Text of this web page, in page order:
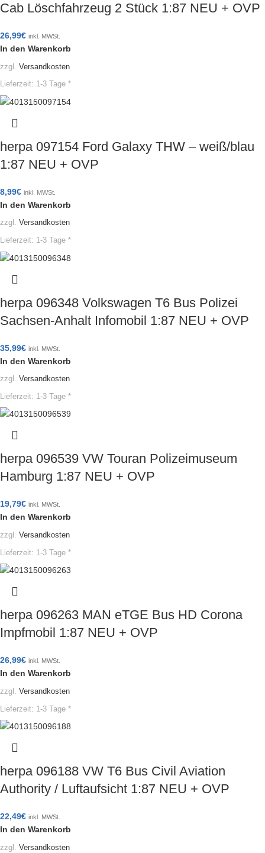
Cab Löschfahrzeug 2 Stück 1:87 NEU + OVP
26,99€ inkl. MWSt.
In den Warenkorb
zzgl. Versandkosten
Lieferzeit: 1-3 Tage *
herpa 097154 Ford Galaxy THW – weiß/blau
1:87 NEU + OVP
8,99€ inkl. MWSt.
In den Warenkorb
zzgl. Versandkosten
Lieferzeit: 1-3 Tage *
herpa 096348 Volkswagen T6 Bus Polizei
Sachsen-Anhalt Infomobil 1:87 NEU + OVP
35,99€ inkl. MWSt.
In den Warenkorb
zzgl. Versandkosten
Lieferzeit: 1-3 Tage *
herpa 096539 VW Touran Polizeimuseum
Hamburg 1:87 NEU + OVP
19,79€ inkl. MWSt.
In den Warenkorb
zzgl. Versandkosten
Lieferzeit: 1-3 Tage *
herpa 096263 MAN eTGE Bus HD Corona
Impfmobil 1:87 NEU + OVP
26,99€ inkl. MWSt.
In den Warenkorb
zzgl. Versandkosten
Lieferzeit: 1-3 Tage *
herpa 096188 VW T6 Bus Civil Aviation
Authority / Luftaufsicht 1:87 NEU + OVP
22,49€ inkl. MWSt.
In den Warenkorb
zzgl. Versandkosten